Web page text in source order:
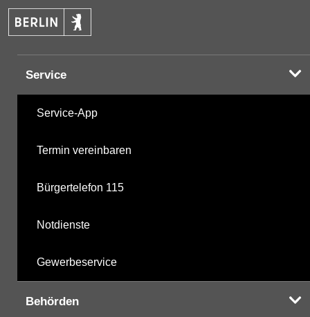
Service
Service-App
Termin vereinbaren
Bürgertelefon 115
Notdienste
Gewerbeservice
Behörden